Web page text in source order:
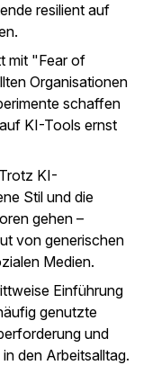
resilient auf
mit "Fear of
Organisationen
schaffen
KI-Tools ernst
KI-
Stil und die
gehen –
von generischen
Medien.
Einführung
genutzte
und
den Arbeitsalltag.